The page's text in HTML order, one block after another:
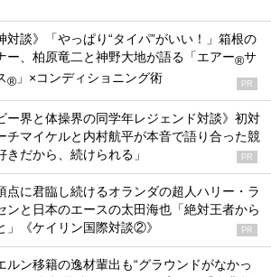
対談》「やっぱり“タイパ”がいい！」箱根の
ー、柏原竜二と神野大地が語る「エアー®サ
® 」×コンディショニング術 PR
ー界と体操界の同学年レジェンド対談》初対
チマイケルと内村航平が本音で語り合った競
きだから、続けられる」
PR
点に君臨し続けるオランダの超人ハリー・ラ
ンと日本のエースの太田海也「絶対王者から
」《ケイリン国際対談②》
PR
ルン移籍の逸材輩出も“グラウンドがなかっ